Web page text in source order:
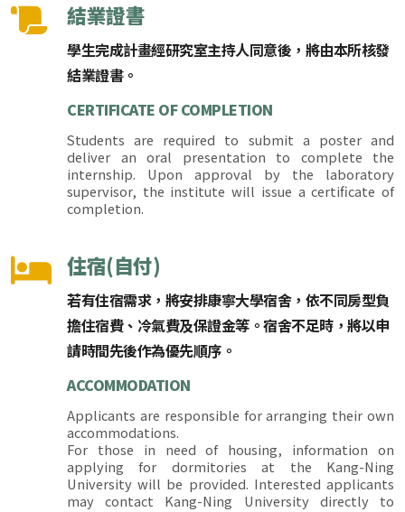
結業證書
學生完成計畫經研究室主持人同意後，將由本所核發
結業證書。
CERTIFICATE OF COMPLETION
Students are required to submit a poster and
deliver an oral presentation to complete the
internship. Upon approval by the laboratory
supervisor, the institute will issue a certificate of
completion.
住宿(自付)
若有住宿需求，將安排康寧大學宿舍，依不同房型負
擔住宿費、冷氣費及保證金等。宿舍不足時，將以申
請時間先後作為優先順序。
ACCOMMODATION
Applicants are responsible for arranging their own
accommodations.
For those in need of housing, information on
applying for dormitories at the Kang-Ning
University will be provided. Interested applicants
may contact Kang-Ning University directly to